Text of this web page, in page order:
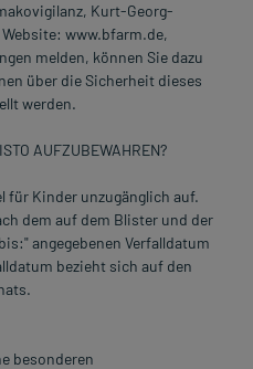
Kurt-Georg-
www.bfarm.de,
melden, können Sie dazu
über die Sicherheit dieses
werden.
AUFZUBEWAHREN?
für Kinder unzugänglich auf.
dem auf dem Blister und der
angegebenen Verfalldatum
bezieht sich auf den
besonderen